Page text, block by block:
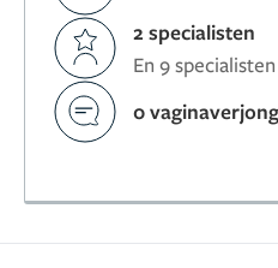
2 specialisten
En 9
0